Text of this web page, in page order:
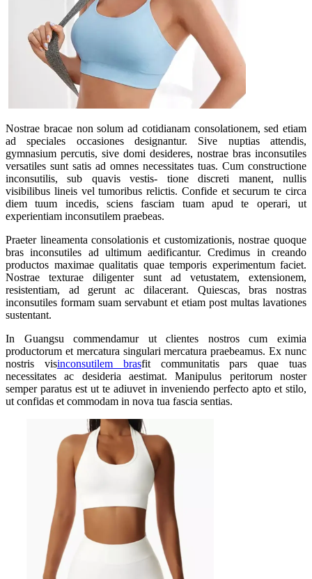
Nostrae bracae non solum ad cotidianam consolationem, sed etiam
ad speciales occasiones designantur. Sive nuptias attendis,
gymnasium percutis, sive domi desideres, nostrae bras inconsutiles
versatiles sunt satis ad omnes necessitates tuas. Cum constructione
inconsutilis, sub quavis vestis- tione discreti manent, nullis
visibilibus lineis vel tumoribus relictis. Confide et securum te circa
diem tuum incedis, sciens fasciam tuam apud te operari, ut
experientiam inconsutilem praebeas.
Praeter lineamenta consolationis et customizationis, nostrae quoque
bras inconsutiles ad ultimum aedificantur. Credimus in creando
productos maximae qualitatis quae temporis experimentum faciet.
Nostrae texturae diligenter sunt ad vetustatem, extensionem,
resistentiam, ad gerunt ac dilacerant. Quiescas, bras nostras
inconsutiles formam suam servabunt et etiam post multas lavationes
sustentant.
In Guangsu commendamur ut clientes nostros cum eximia
productorum et mercatura singulari mercatura praebeamus. Ex nunc
nostris visinconsutilem brasfit communitatis pars quae tuas
necessitates ac desideria aestimat. Manipulus peritorum noster
semper paratus est ut te adiuvet in inveniendo perfecto apto et stilo,
ut confidas et commodam in nova tua fascia sentias.